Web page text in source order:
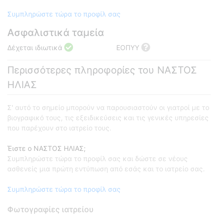
Συμπληρώστε τώρα το προφίλ σας
Ασφαλιστικά ταμεία
Δέχεται ιδιωτικά ΕΟΠΥΥ
Περισσότερες πληροφορίες του ΝΑΣΤΟΣ
ΗΛΙΑΣ
Σ' αυτό το σημείο μπορούν να παρουσιαστούν οι γιατροί με το
βιογραφικό τους, τις εξειδικεύσεις και τις γενικές υπηρεσίες
που παρέχουν στο ιατρείο τους.
Έιστε ο ΝΑΣΤΟΣ ΗΛΙΑΣ;
Συμπληρώστε τώρα το προφίλ σας και δώστε σε νέους
ασθενείς μια πρώτη εντύπωση από εσάς και το ιατρείο σας.
Συμπληρώστε τώρα το προφίλ σας
Φωτογραφίες ιατρείου